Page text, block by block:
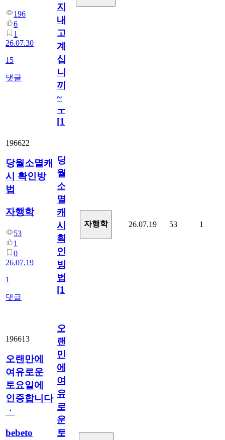
196
6
1
26.07.30
15
댓글
지
내
고
계
십
니
까
~
ㅜ
[15
196622
당월소멸캐
시 확인방
법
자행학
53
1
0
26.07.19
1
댓글
당
월
소
멸
캐
시
확
인
방
법
[1]
자행학 26.07.19 53 1
196613
오랜만에
여유로운
토요일에
인증합니다
ㆍ
bebeto
오
랜
만
에
여
유
로
운
토